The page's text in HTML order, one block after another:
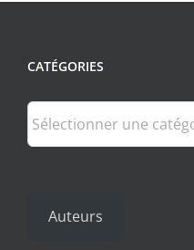
CATÉGORIES
Catégories
Auteurs